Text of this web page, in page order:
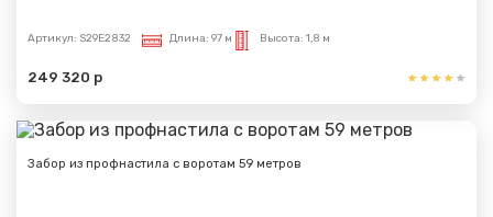
Артикул: S29E2832 Длина: 97 м Высота: 1,8 м
249 320 р
Забор из профнастила с воротам 59 метров